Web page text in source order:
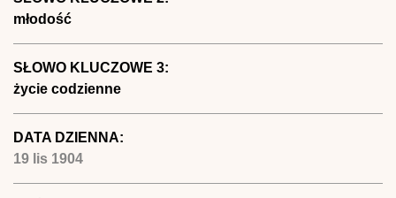
młodość
SŁOWO KLUCZOWE 3:
życie codzienne
DATA DZIENNA:
19 lis 1904